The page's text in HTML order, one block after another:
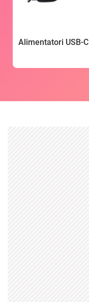
Alimentatori USB-C